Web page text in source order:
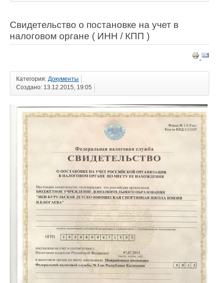
Свидетельство о постановке на учет в
налоговом органе ( ИНН / КПП )
Категория: Документы
Создано: 13.12.2015, 19:05